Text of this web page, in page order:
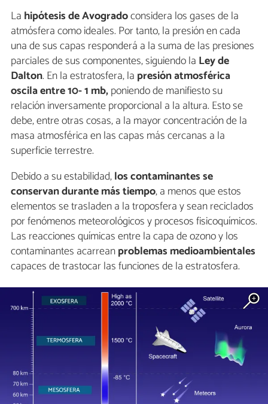
La hipótesis de Avogradoconsidera los gases de la
atmósfera como ideales. Por tanto, la presión en cada
una de sus capas responderá a la suma de las presiones
parciales de sus componentes, siguiendo la Ley de
Dalton. En la estratosfera, la presión atmosférica
oscila entre 10- 1 mb,poniendo de manifiesto su
relación inversamente proporcional a la altura. Esto se
debe, entre otras cosas, a la mayor concentración de la
masa atmosférica en las capas más cercanas a la
superficie terrestre.
Debido a su estabilidad,los contaminantes se
conservan durante más tiempo, a menos que estos
elementos se trasladen a la troposfera y sean reciclados
por fenómenos meteorológicos y procesos fisicoquímicos.
Las reacciones químicas entre la capa de ozono y los
contaminantes acarreanproblemas medioambientales
capaces de trastocar las funciones de la estratosfera.